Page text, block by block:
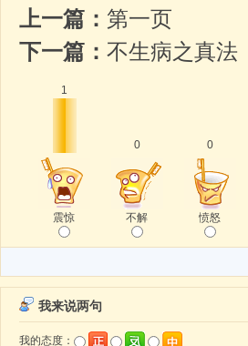
上一篇： 第一页
下一篇： 不生病之真法
1
震惊
0
不解
0
愤怒